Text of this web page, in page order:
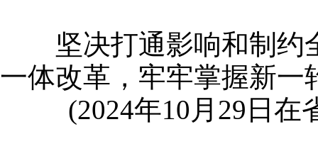
坚决打通影响和制约全
一体改革，牢牢掌握新一
(2024年10月29日在